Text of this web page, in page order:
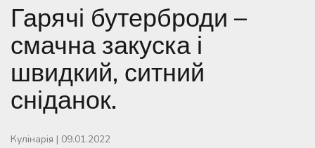
Гарячі бутерброди –
смачна закуска і
швидкий, ситний
сніданок.
Кулінарія | 09.01.2022